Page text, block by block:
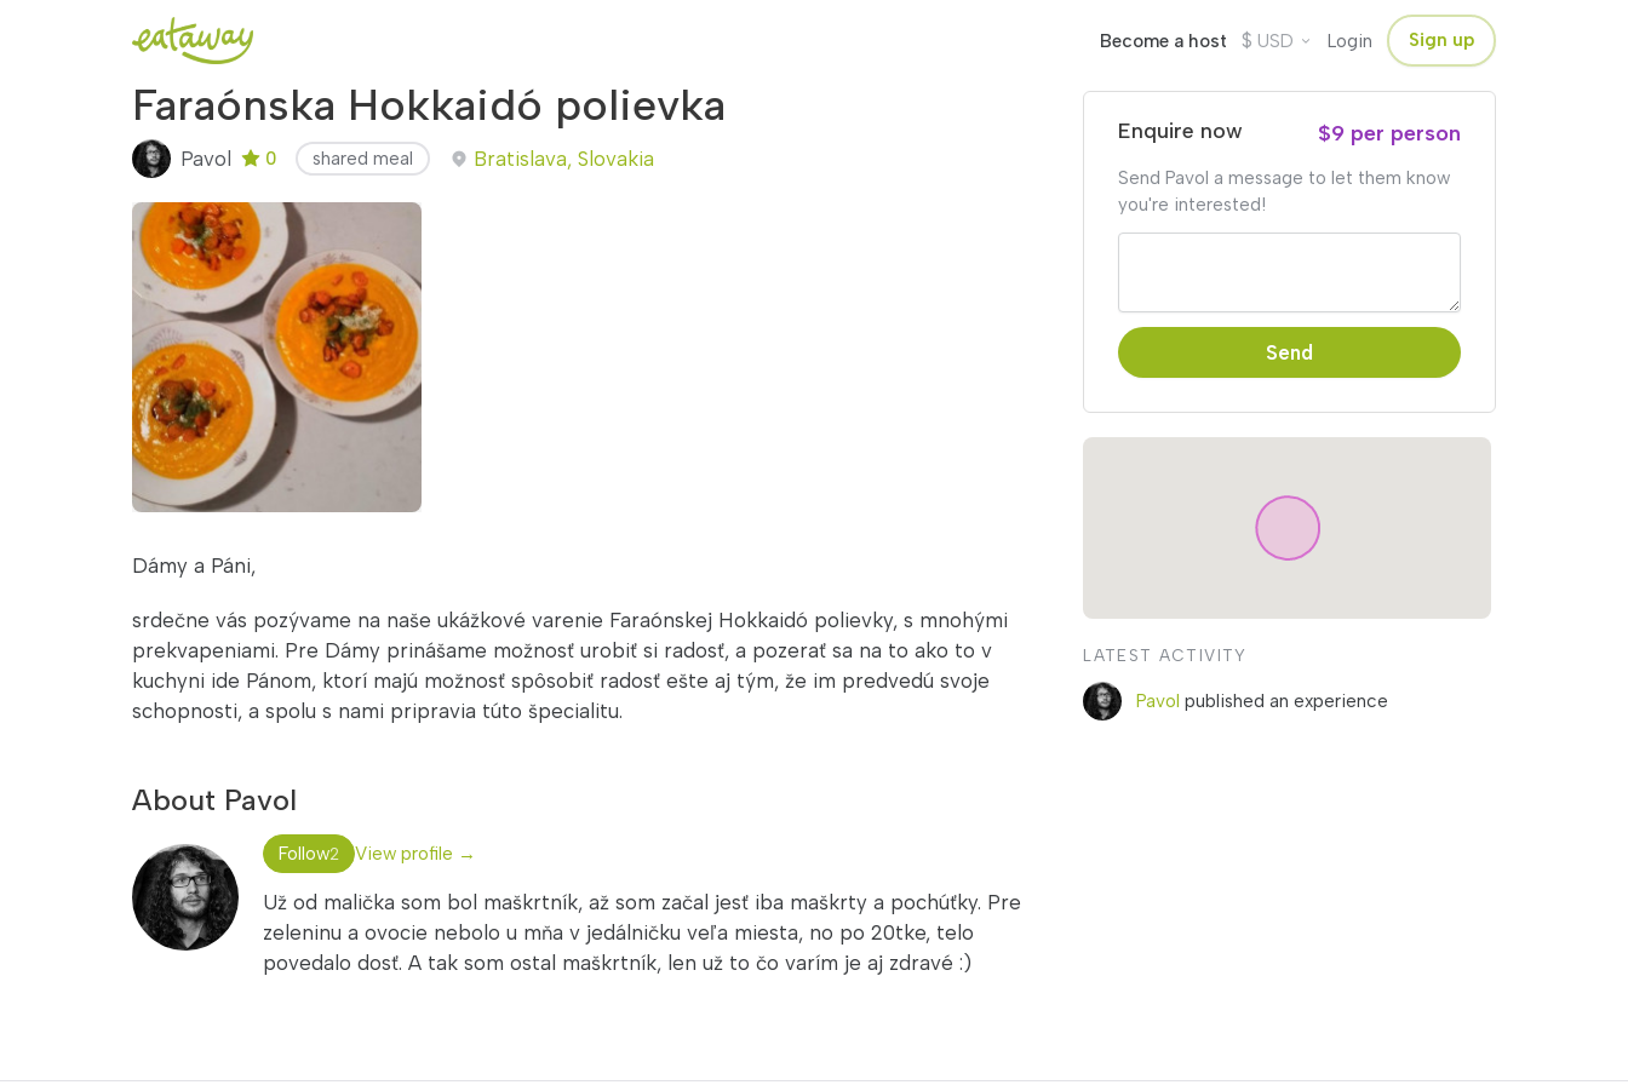
Become a host $ USD Login Sign up
Faraónska Hokkaidó polievka
Pavol 0 shared meal Bratislava, Slovakia
Dámy a Páni,
srdečne vás pozývame na naše ukážkové varenie Faraónskej Hokkaidó polievky, s mnohými
prekvapeniami. Pre Dámy prinášame možnosť urobiť si radosť, a pozerať sa na to ako to v
kuchyni ide Pánom, ktorí majú možnosť spôsobiť radosť ešte aj tým, že im predvedú svoje
schopnosti, a spolu s nami pripravia túto špecialitu.
About Pavol
Follow2 View profile →
Už od malička som bol maškrtník, až som začal jesť iba maškrty a pochúťky. Pre
zeleninu a ovocie nebolo u mňa v jedálničku veľa miesta, no po 20tke, telo
povedalo dosť. A tak som ostal maškrtník, len už to čo varím je aj zdravé :)
Enquire now $9 per person
Send Pavol a message to let them know
you're interested!
Send
LATEST ACTIVITY
Pavol published an experience